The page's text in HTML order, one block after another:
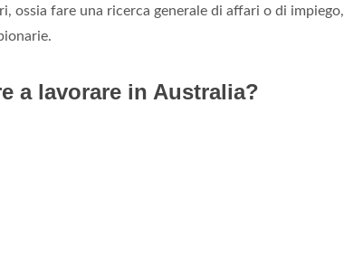
ossia fare una ricerca generale di affari o di impiego,
a lavorare in Australia?